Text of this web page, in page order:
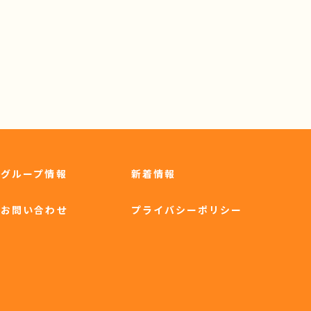
グループ情報 新着情報
お問い合わせ プライバシーポリシー